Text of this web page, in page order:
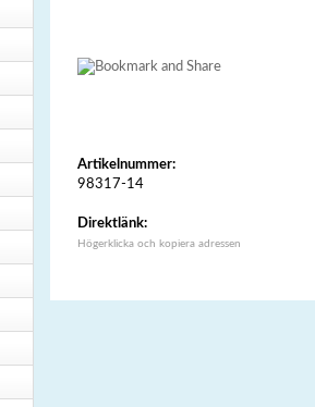
Artikelnummer:
98317-14
Direktlänk:
Högerklicka och kopiera adressen